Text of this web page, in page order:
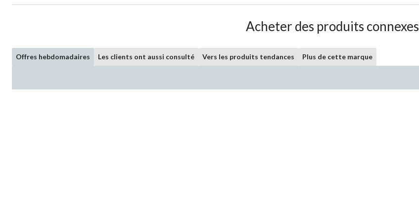
Acheter des produits connexes
Offres hebdomadaires Les clients ont aussi consulté Vers les produits tendances Plus de cette marque